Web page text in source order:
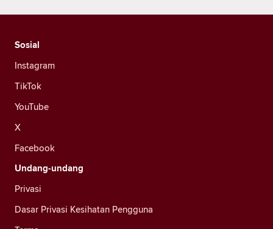
Sosial
Instagram
TikTok
YouTube
X
Facebook
Undang-undang
Privasi
Dasar Privasi Kesihatan Pengguna